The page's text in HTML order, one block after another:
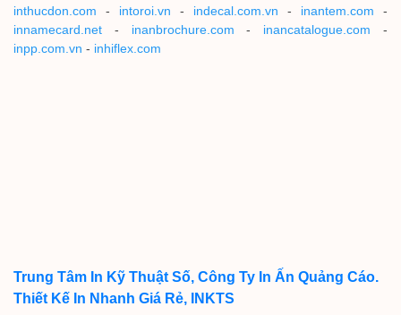
inthucdon.com - intoroi.vn - indecal.com.vn - inantem.com -
innamecard.net - inanbrochure.com - inancatalogue.com -
inpp.com.vn - inhiflex.com
Trung Tâm In Kỹ Thuật Số, Công Ty In Ấn Quảng Cáo.
Thiết Kế In Nhanh Giá Rẻ, INKTS